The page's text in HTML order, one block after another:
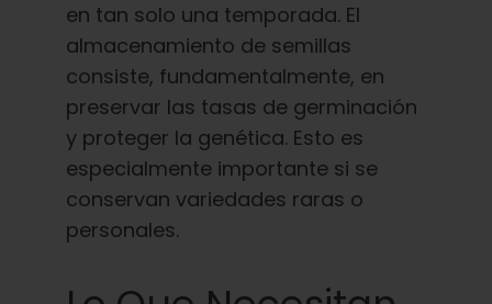
en tan solo una temporada. El
almacenamiento de semillas
consiste, fundamentalmente, en
preservar las tasas de germinación
y proteger la genética. Esto es
especialmente importante si se
conservan variedades raras o
personales.